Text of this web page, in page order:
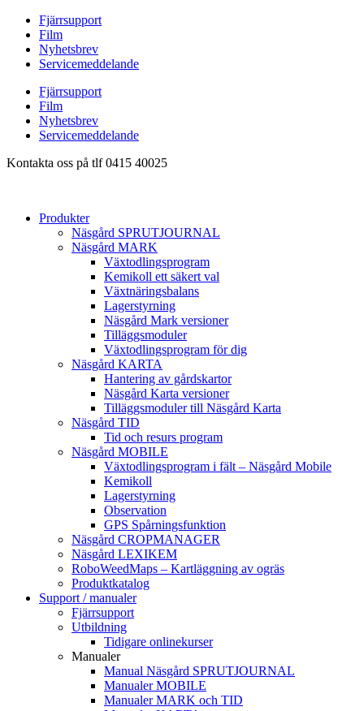
Hoppa
innehåll
Fjärrsupport
Film
Nyhetsbrev
Servicemeddelande
Fjärrsupport
Film
Nyhetsbrev
Servicemeddelande
Kontakta oss på tlf 0415 40025
Produkter
Näsgård SPRUTJOURNAL
Näsgård MARK
Växtodlingsprogram
Kemikoll ett säkert val
Växtnäringsbalans
Lagerstyrning
Näsgård Mark versioner
Tilläggsmoduler
Växtodlingsprogram för dig
Näsgård KARTA
Hantering av gårdskartor
Näsgård Karta versioner
Tilläggsmoduler till Näsgård Karta
Näsgård TID
Tid och resurs program
Näsgård MOBILE
Växtodlingsprogram i fält – Näsgård Mobile
Kemikoll
Lagerstyrning
Observation
GPS Spårningsfunktion
Näsgård CROPMANAGER
Näsgård LEXIKEM
RoboWeedMaps – Kartläggning av ogräs
Produktkatalog
Support / manualer
Fjärrsupport
Utbildning
Tidigare onlinekurser
Manualer
Manual Näsgård SPRUTJOURNAL
Manualer MOBILE
Manualer MARK och TID